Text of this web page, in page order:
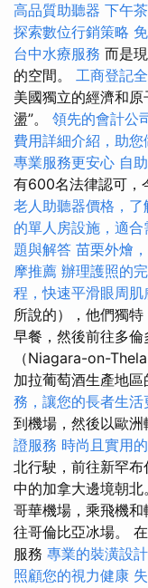
高品質助聽器 下午
探索數位行銷策略
台中水療服務 而是
的空間。 工商登記
美國獨立的經濟和
盪”。 領先的會計公
費用詳細介紹，助
專業服務更安心 自
有600名法律認可，
老人助聽器價格，
的單人房設施，適
題與解答 苗栗外燴
摩推薦 辦理護照的
程，快速平滑眼周肌
所說的），他們獨特
早餐，然後前往多
（Niagara-on-
加拉葡萄酒生產地區
務，讓您的長者生活
到機場，然後以歐洲
證服務 時尚且實用
北行駛，前往新罕
中的加拿大邊境朝
哥華機場，乘飛機
往哥倫比亞冰場。
服務 專業的裝潢設
照顧您的視力健康